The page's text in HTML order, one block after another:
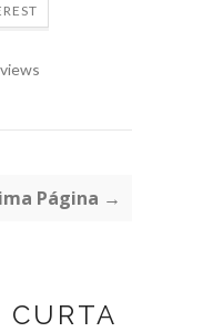
Página →
CURTA